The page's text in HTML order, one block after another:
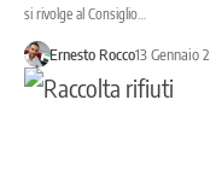
si rivolge al Consiglio…
Ernesto Rocco13 Gennaio